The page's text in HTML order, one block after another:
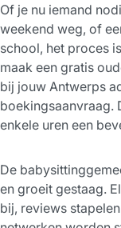
Of je nu iemand
weekend weg, of
school, het proces
maak een gratis
bij jouw Antwerps
boekingsaanvraag.
enkele uren een
De
en groeit gestaag.
bij, reviews